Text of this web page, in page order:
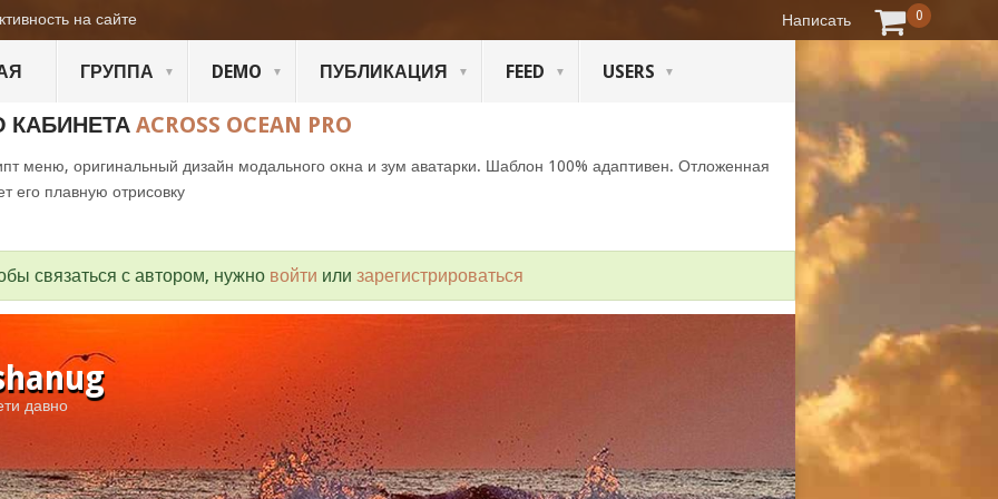
ГРУППА DEMO ПУБЛИКАЦИЯ FEED USERS
ACROSS OCEAN PRO
меню, оригинальный дизайн модального окна и зум аватарки. Шаблон 100% адаптивен. Отложенная
его плавную отрисовку
связаться с автором, нужно войти или зарегистрироваться
давно
на сайте Написать 0